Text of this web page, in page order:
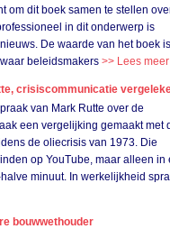
om dit boek samen te stellen
in dit onderwerp is
De waarde van het boek
waar beleidsmakers>> Lees meer
crisiscommunicatie
van Mark Rutte over de
een vergelijking gemaakt met
de oliecrisis van 1973. Die
op YouTube, maar alleen in
minuut. In werkelijkheid
bouwwethouder